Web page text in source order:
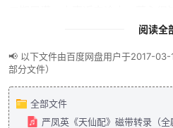
前去前村讨水。此时狂风骤起，天
其讲明来历，在槐荫树下留下“来
交，不怕天规重重活拆散，天上人
天宫。
资源特色：
阅读全
📢 以下文件由百度网盘用户于2017-
部分文件）
全部文件
严凤英《天仙配》磁带转录（